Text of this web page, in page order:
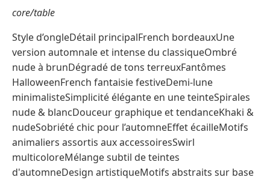
core/table
Style d’ongleDétail principalFrench bordeauxUne
version automnale et intense du classiqueOmbré
nude à brunDégradé de tons terreuxFantômes
HalloweenFrench fantaisie festiveDemi-lune
minimalisteSimplicité élégante en une teinteSpirales
nude & blancDouceur graphique et tendanceKhaki &
nudeSobriété chic pour l’automneEffet écailleMotifs
animaliers assortis aux accessoiresSwirl
multicoloreMélange subtil de teintes
d'automneDesign artistiqueMotifs abstraits sur base